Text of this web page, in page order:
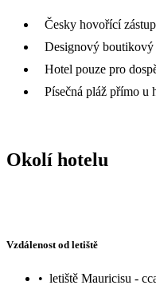
Česky hovořící
Designový boutikový
Hotel pouze pro
Písečná pláž přímo u
Okolí hotelu
Vzdálenost od letiště
• letiště Mauricisu -